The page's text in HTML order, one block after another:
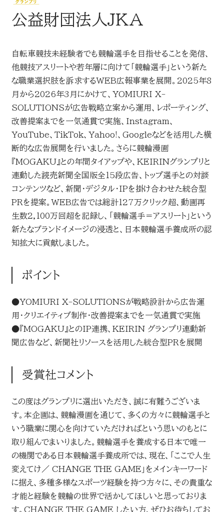
公益財団法人JKA
自転車競技未経験者でも競輪選手を目指せることを発信、
他競技アスリートや若年層に向けて「競輪選手」という新た
な職業選択肢を訴求するWEB広報事業を展開。2025年8
月から2026年3月にかけて、YOMIURI X-
SOLUTIONSが広告戦略立案から運用、レポーティング、
改善提案までを一気通貫で実施、Instagram、
YouTube、TikTok、Yahoo!、Googleなどを活用した横
断的な広告展開を行いました。さらに競輪漫画
『MOGAKU』との年間タイアップや、KEIRINグランプリと
連動した読売新聞全国版全15段広告、トップ選手との対談
コンテンツなど、新聞・デジタル・IPを掛け合わせた統合型
PRを提案。WEB広告では総計127万クリック超、動画再
生数2,100万回超を記録し、「競輪選手＝アスリート」という
新たなブランドイメージの浸透と、日本競輪選手養成所の認
知拡大に貢献しました。
ポイント
●YOMIURI X-SOLUTIONSが戦略設計から広告運
用・クリエイティブ制作・改善提案までを一気通貫で実施
●『MOGAKU』とのIP連携、KEIRIN グランプリ連動新
聞広告など、新聞社リソースを活用した統合型PRを展開
受賞社コメント
この度はグランプリに選出いただき、誠に有難うございま
す。本企画は、競輪漫画を通じて、多くの方々に競輪選手と
いう職業に関心を向けていただければという思いのもとに
取り組んでまいりました。競輪選手を養成する日本で唯一
の機関である日本競輪選手養成所では、現在、「ここで人生
変えてけ／ CHANGE THE GAME」をメインキーワード
に据え、多種多様なスポーツ経験を持つ方々に、その貴重な
才能と経験を競輪の世界で活かしてほしいと思っておりま
す。CHANGE THE GAME したい方、ぜひお待ちしてお